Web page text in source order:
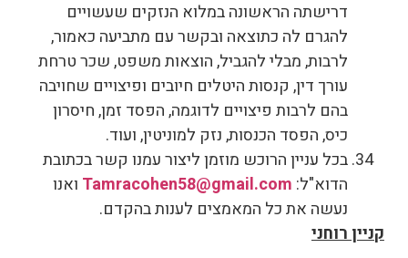
דרישתה הראשונה במלוא הנזקים שעשויים
להגרם לה כתוצאה ובקשר עם מתביעה כאמור,
לרבות, מבלי להגביל, הוצאות משפט, שכר טרחת
עורך דין, קנסות היטלים חיובים ופיצויים שחויבה
בהם לרבות פיצויים לדוגמה, הפסד זמן, חיסרון
כיס, הפסד הכנסות, נזק למוניטין, ועוד.
בכל עניין הרוכש מוזמן ליצור עמנו קשר בכתובת
הדוא"ל: Tamracohen58@gmail.com ואנו
נעשה את כל המאמצים לענות בהקדם.
קניין רוחני